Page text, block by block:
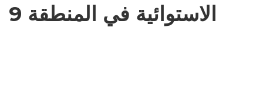
الاستوائية في المنطقة 9